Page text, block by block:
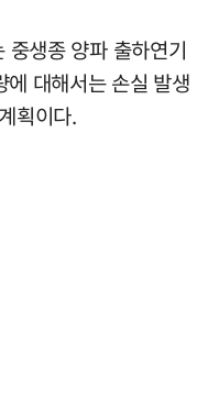
중생종 양파 출하연기
대해서는 손실 발생
획이다.